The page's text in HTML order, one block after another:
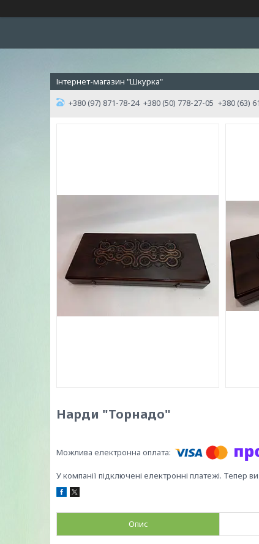
Інтернет-магазин "Шкурка"
+380 (97) 871-78-24 +380 (50) 778-27-05 +380 (63)
Нарди "Торнадо"
У компанії підключені електронні платежі. Тепер
Опис